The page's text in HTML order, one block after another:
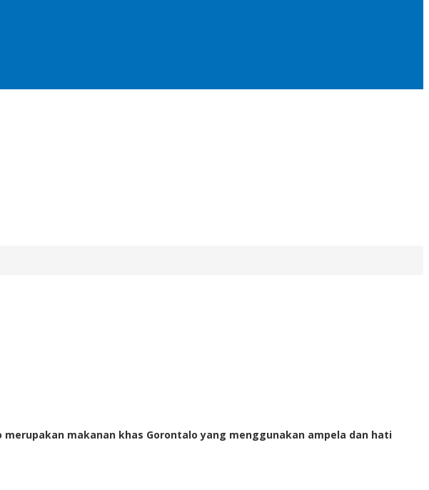
makanan khas Gorontalo yang menggunakan ampela dan hati